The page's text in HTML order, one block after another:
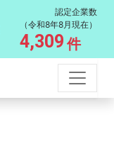
認定企業数
（令和8年8月現在）
4,309 件